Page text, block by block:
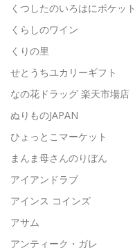
くつしたのいろはにポケット
くらしのワイン
くりの里
せとうちユカリーギフト
なの花ドラッグ 楽天市場店
ぬりものJAPAN
ひょっとこマーケット
まんま母さんのりぼん
アイアンドラブ
アインス コインズ
アサム
アンティーク・ガレ